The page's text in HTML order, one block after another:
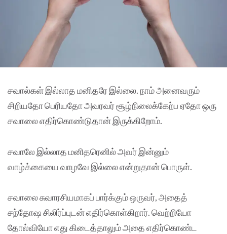
சவால்கள் இல்லாத மனிதரே இல்லை. நாம் அனைவரும்
சிறியதோ பெரியதோ அவரவர் சூழ்நிலைக்கேற்ப ஏதோ ஒரு
சவாலை எதிர்கொண்டுதான் இருக்கிறோம்.
சவாலே இல்லாத மனிதரெனில் அவர் இன்னும்
வாழ்க்கையை வாழவே இல்லை என்றுதான் பொருள்.
சவாலை சுவாரசியமாகப் பார்க்கும் ஒருவர், அதைத்
சந்தோஷ சிலிர்ப்புடன் எதிர்கொள்கிறார். வெற்றியோ
தோல்வியோ எது கிடைத்தாலும் அதை எதிர்கொண்ட